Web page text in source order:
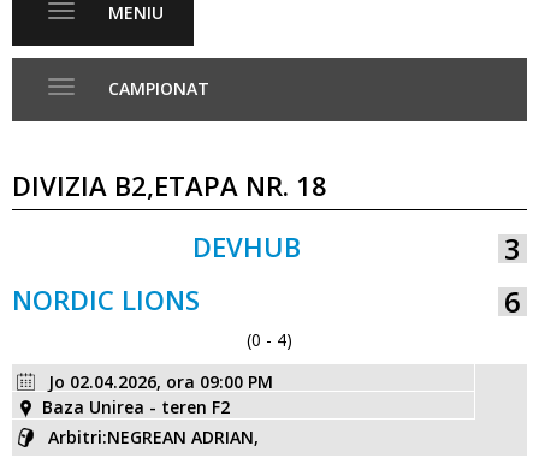
Toggle
MENIU
CAMPIONAT
DIVIZIA B2,ETAPA NR. 18
DEVHUB
3
6
NORDIC LIONS
(0 - 4)
Jo 02.04.2026, ora 09:00 PM
Baza Unirea - teren F2
Arbitri:NEGREAN ADRIAN,